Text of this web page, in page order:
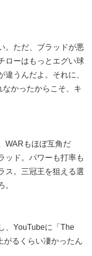
。ただ、ブラッドが悪
ローはもっとエグい球
違うんだよ。それに、
かったからこそ、キ
WARもほぼ互角だ
ッド。パワーも打率も
ス。三冠王を狙える選
。
、YouTubeに「The
がるくらい凄かったん